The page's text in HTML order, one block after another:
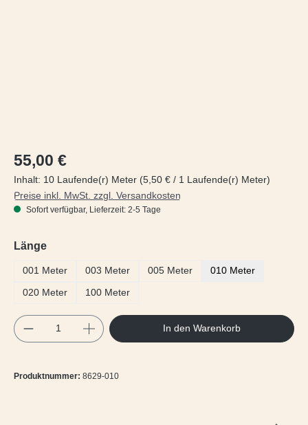
Regulärer Preis:
55,00 €
Inhalt: 10 Laufende(r) Meter (5,50 € / 1 Laufende(r) Meter)
Preise inkl. MwSt. zzgl. Versandkosten
Sofort verfügbar, Lieferzeit: 2-5 Tage
Längeauswählen
001 Meter 003 Meter 005 Meter 010 Meter
020 Meter 100 Meter
Produkt Anzahl: Gib den gewünschten
In den Warenkorb
Produktnummer: 8629-010